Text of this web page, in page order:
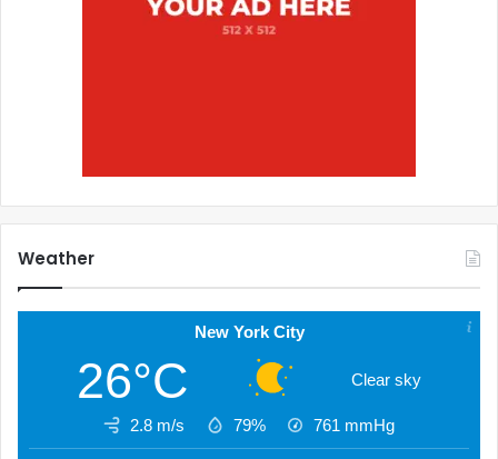
Weather
New York City
26°C Clear sky
2.8 m/s 79% 761 mmHg